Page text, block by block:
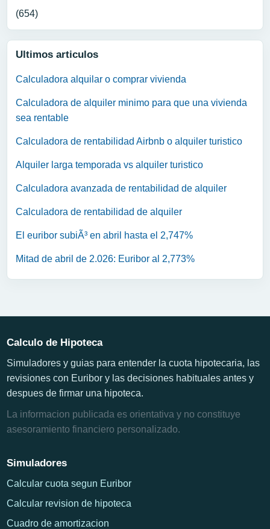
(654)
Ultimos articulos
Calculadora alquilar o comprar vivienda
Calculadora de alquiler minimo para que una vivienda
sea rentable
Calculadora de rentabilidad Airbnb o alquiler turistico
Alquiler larga temporada vs alquiler turistico
Calculadora avanzada de rentabilidad de alquiler
Calculadora de rentabilidad de alquiler
El euribor subiÃ³ en abril hasta el 2,747%
Mitad de abril de 2.026: Euribor al 2,773%
Calculo de Hipoteca
Simuladores y guias para entender la cuota hipotecaria, las
revisiones con Euribor y las decisiones habituales antes y
despues de firmar una hipoteca.
La informacion publicada es orientativa y no constituye
asesoramiento financiero personalizado.
Simuladores
Calcular cuota segun Euribor
Calcular revision de hipoteca
Cuadro de amortizacion